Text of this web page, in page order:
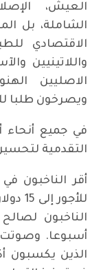
العيش،
الشاملة، بل
الاقتصادي
واللاتينيين
الاصليين
ويصرخون طلبا
في جميع أنحاء
التقدمية
أقر الناخبون في
أسبوعا. وصوتت